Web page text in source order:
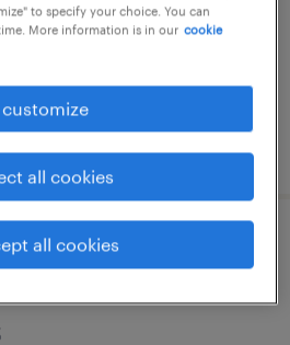
per year, 年収700 ～
2024
inspection
to specify your choice. You can
More information is in our cookie
customize
all cookies
all cookies